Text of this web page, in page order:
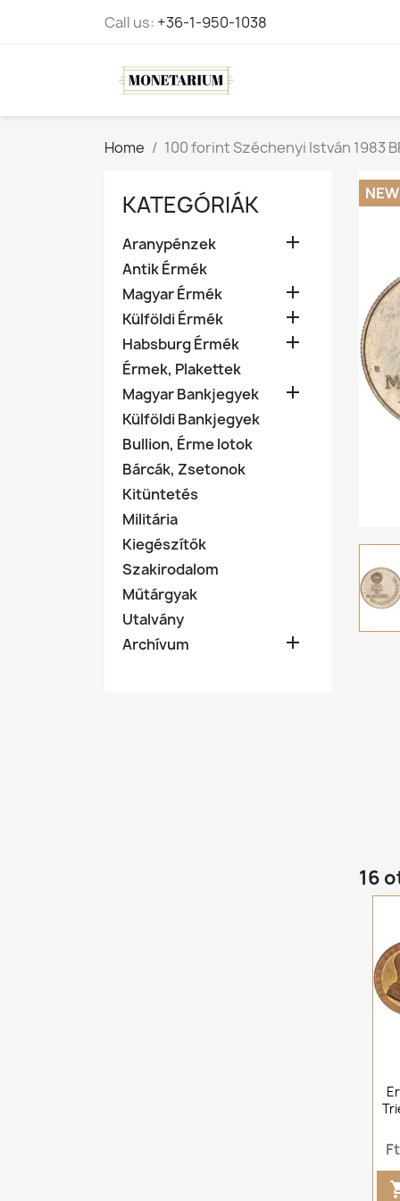
Call us: +36-1-950-1038
Home 100 forint Széchenyi István 1983
KATEGÓRIÁK
Aranypénzek 
Antik Érmék
Magyar Érmék

Külföldi Érmék 
Habsburg Érmék 
Érmek, Plakettek
Magyar Bankjegyek

Külföldi Bankjegyek
Bullion, Érme lotok
Bárcák, Zsetonok
Kitüntetés
Militária
Kiegészítők
Szakirodalom
Műtárgyak
Utalvány
Archívum

NEW
16